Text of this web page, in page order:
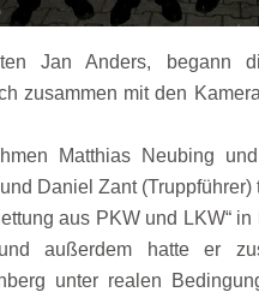
Jan Anders, begann
zusammen mit den
Matthias Neubing
Daniel Zant (Truppführer)
aus PKW und LKW“
und außerdem hatte er
unter realen